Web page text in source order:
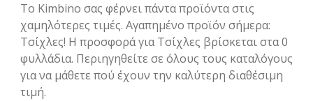
Το Kimbino σας φέρνει πάντα προϊόντα στις
χαμηλότερες τιμές. Αγαπημένο προϊόν σήμερα:
Τσίχλες! Η προσφορά για Τσίχλες βρίσκεται στα 0
φυλλάδια. Περιηγηθείτε σε όλους τους καταλόγους
για να μάθετε πού έχουν την καλύτερη διαθέσιμη
τιμή.